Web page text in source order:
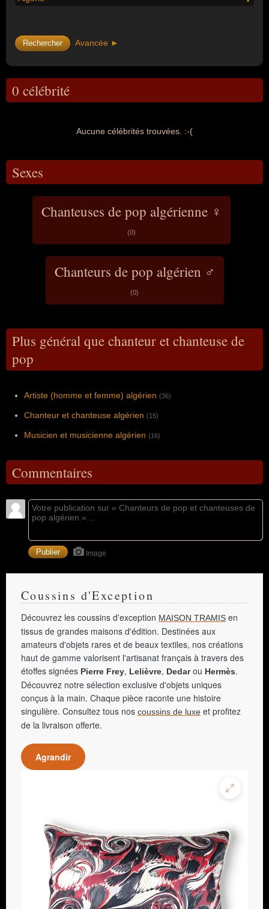
Avancée ►
0 célébrité
Aucune célébrités trouvées. :-(
Sexes
Chanteuses de pop algérienne ♀
(0)
Chanteurs de pop algérien ♂
(0)
Plus général que chanteur et chanteuse de
pop
Artiste (homme et femme) algérien (36)
Chanteur et chanteuse algérien (15)
Musicien et musicienne algérien (16)
Commentaires
Image
Coussins d'Exception
Découvrez les coussins d'exception MAISON TRAMIS en
tissus de grandes maisons d'édition. Destinées aux
amateurs d'objets rares et de beaux textiles, nos créations
haut de gamme valorisent l'artisanat français à travers des
étoffes signées Pierre Frey, Lelièvre, Dedarou Hermès.
Découvrez notre sélection exclusive d'objets uniques
conçus à la main. Chaque pièce raconte une histoire
singulière. Consultez tous nos coussins de luxe et profitez
de la livraison offerte.
Agrandir